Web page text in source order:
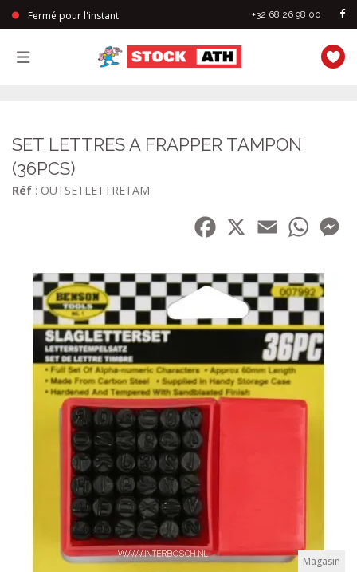
Fermé pour l'instant +32 68 26 98 00
SET LETTRES A FRAPPER TAMPON
(36PCS)
Réf : OUTSETLETTRETAM
Facebook
Email
Magasin